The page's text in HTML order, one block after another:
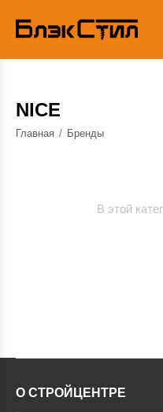
NICE
Главная / Бренды
В этой
О СТРОЙЦЕНТРЕ